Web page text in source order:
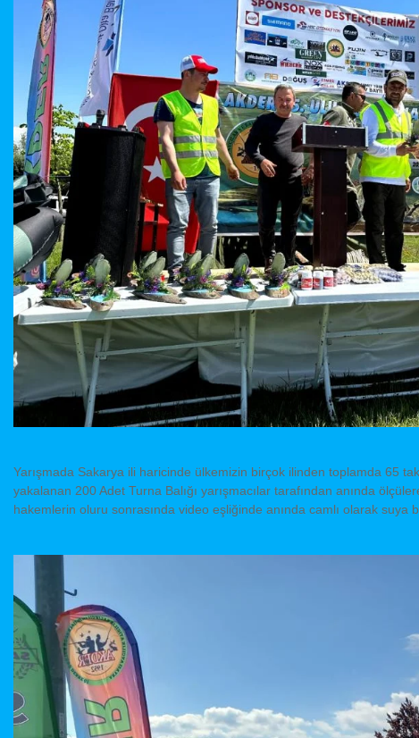
Yarışmada Sakarya ili haricinde ülkemizin birçok ilinden toplamda 65
yakalanan 200 Adet Turna Balığı yarışmacılar tarafından anında
hakemlerin oluru sonrasında video eşliğinde anında camlı olarak suya